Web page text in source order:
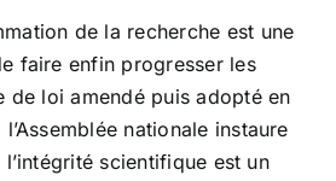
de la recherche est une
faire enfin progresser les
de loi amendé puis adopté en
nationale instaure
scientifique est un